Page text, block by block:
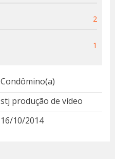
2
1
Condômino(a)
stj produção de vídeo
16/10/2014